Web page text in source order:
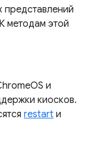
представлений
методам этой
и
киосков.
restart и